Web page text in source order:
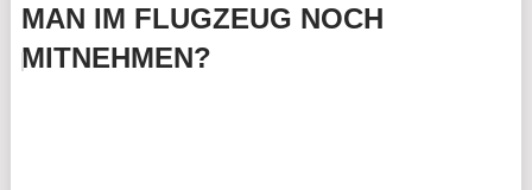
MAN IM FLUGZEUG NOCH
MITNEHMEN?